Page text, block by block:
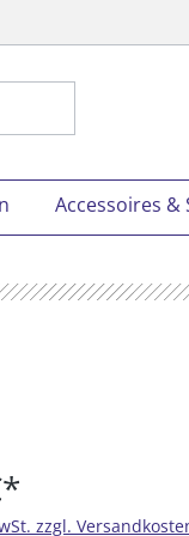
Accessoires &
zzgl.